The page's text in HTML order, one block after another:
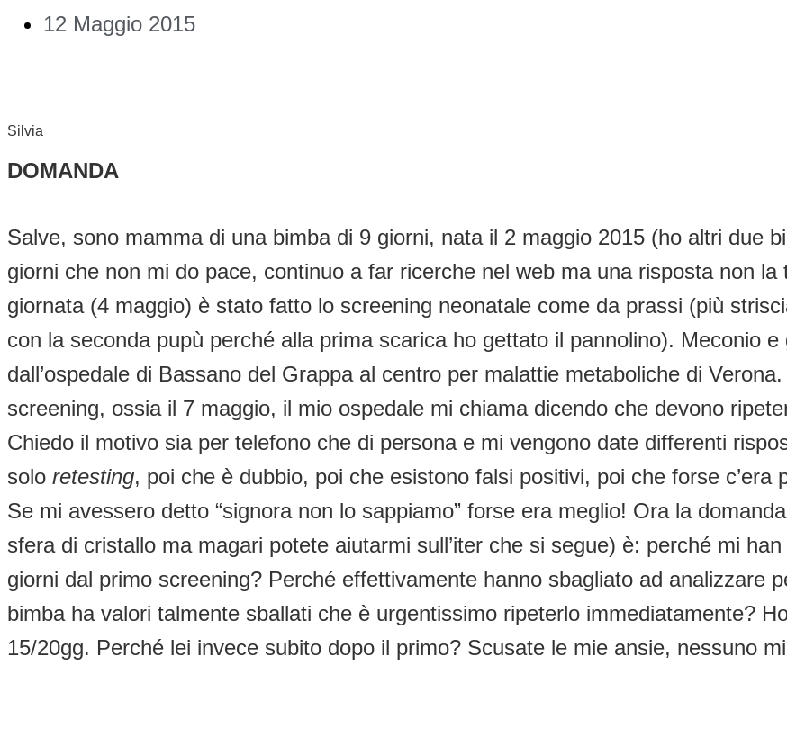
12 Maggio 2015
Silvia
DOMANDA
Salve, sono mamma di una bimba di 9 giorni, nata il 2 maggio 2015 (ho altri due
giorni che non mi do pace, continuo a far ricerche nel web ma una risposta non
giornata (4 maggio) è stato fatto lo screening neonatale come da prassi (più
con la seconda pupù perché alla prima scarica ho gettato il pannolino). Meconio
dall’ospedale di Bassano del Grappa al centro per malattie metaboliche di
screening, ossia il 7 maggio, il mio ospedale mi chiama dicendo che devono
Chiedo il motivo sia per telefono che di persona e mi vengono date differenti
solo retesting, poi che è dubbio, poi che esistono falsi positivi, poi che forse
Se mi avessero detto “signora non lo sappiamo” forse era meglio! Ora la
sfera di cristallo ma magari potete aiutarmi sull’iter che si segue) è: perché mi
giorni dal primo screening? Perché effettivamente hanno sbagliato ad analizzare
bimba ha valori talmente sballati che è urgentissimo ripeterlo immediatamente?
15/20gg. Perché lei invece subito dopo il primo? Scusate le mie ansie, nessuno